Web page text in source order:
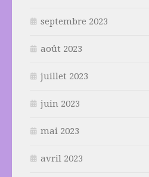
septembre 2023
août 2023
juillet 2023
juin 2023
mai 2023
avril 2023